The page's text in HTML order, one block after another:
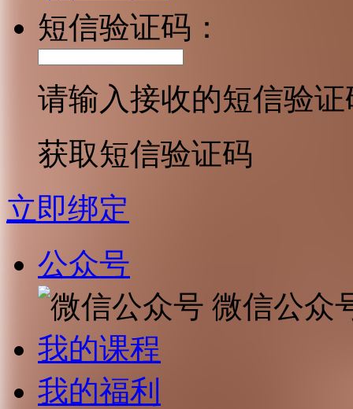
短信验证码：
请输入接收的短信验证
获取短信验证码
立即绑定
公众号
微信公众
我的课程
我的福利